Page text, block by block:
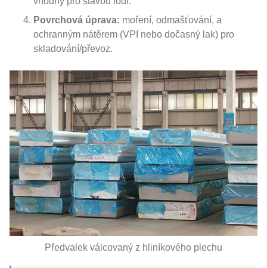
Povrchová úprava: moření, odmašťování, a
ochranným nátěrem (VPI nebo dočasný lak) pro
skladování/převoz.
Předvalek válcovaný z hliníkového plechu